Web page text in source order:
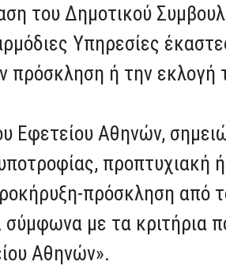
του Δημοτικού
Υπηρεσίες
πρόσκληση ή την
Αθηνών,
προπτυχιακή
πρόσκληση από
με τα κριτήρια
Αθηνών».